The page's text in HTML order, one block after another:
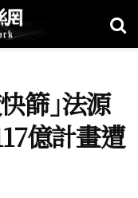
篩｣法源
億計畫遭